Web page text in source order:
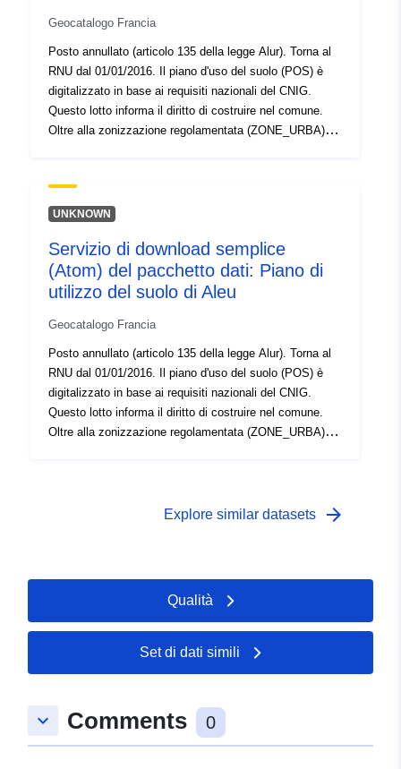
Geocatalogo Francia
Posto annullato (articolo 135 della legge Alur). Torna al
RNU dal 01/01/2016. Il piano d'uso del suolo (POS) è
digitalizzato in base ai requisiti nazionali del CNIG.
Questo lotto informa il diritto di costruire nel comune.
Oltre alla zonizzazione regolamentata (ZONE_URBA),
sulla superficie (INFO_SURF).
UNKNOWN
Servizio di download semplice
(Atom) del pacchetto dati: Piano di
utilizzo del suolo di Aleu
Geocatalogo Francia
Posto annullato (articolo 135 della legge Alur). Torna al
RNU dal 01/01/2016. Il piano d'uso del suolo (POS) è
digitalizzato in base ai requisiti nazionali del CNIG.
Questo lotto informa il diritto di costruire nel comune.
Oltre alla zonizzazione regolamentata (ZONE_URBA),
Explore similar datasets arrow_forward
Qualità
Set di dati simili
keyboard_arrow_down Comments 0